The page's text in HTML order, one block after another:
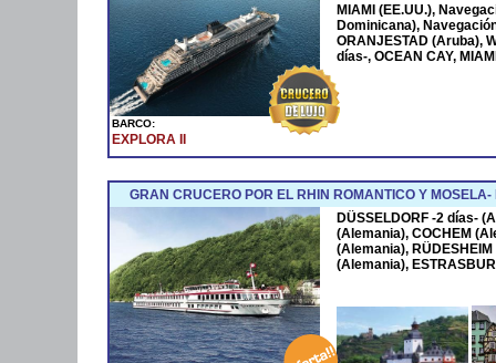
BARCO:
EXPLORA II
MIAMI (EE.UU.),
Dominicana),
ORANJESTAD (Aruba),
días-, OCEAN CAY,
GRAN CRUCERO POR EL RHIN ROMANTICO Y
DÜSSELDORF -2 días-
(Alemania), COCHEM
(Alemania),
(Alemania),